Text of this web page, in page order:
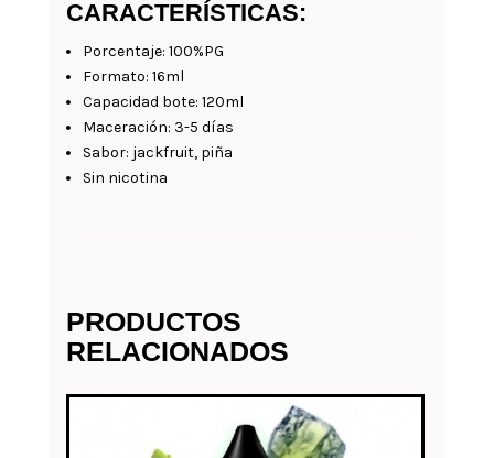
CARACTERÍSTICAS:
Porcentaje: 100%PG
Formato: 16ml
Capacidad bote: 120ml
Maceración: 3-5 días
Sabor: jackfruit, piña
Sin nicotina
PRODUCTOS
RELACIONADOS